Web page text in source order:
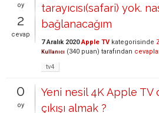
oy
2
cevap
tarayıcısı(safari) yok.
bağlanacağım
7 Aralık 2020 Apple TV kategorisinde
Kullanıcı (340 puan) tarafından
tv4
0
oy
Yeni nesil 4K Apple TV
çıkışı almak ?